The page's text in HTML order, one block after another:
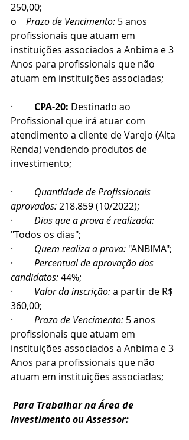
250,00;
o Prazo de Vencimento: 5 anos
profissionais que atuam em
instituições associados a Anbima e 3
Anos para profissionais que não
atuam em instituições associadas;
· CPA-20: Destinado ao
Profissional que irá atuar com
atendimento a cliente de Varejo (Alta
Renda) vendendo produtos de
investimento;
· Quantidade de Profissionais
aprovados: 218.859 (10/2022);
· Dias que a prova é realizada:
"Todos os dias";
· Quem realiza a prova: "ANBIMA";
· Percentual de aprovação dos
candidatos: 44%;
· Valor da inscrição: a partir de R$
360,00;
· Prazo de Vencimento: 5 anos
profissionais que atuam em
instituições associados a Anbima e 3
Anos para profissionais que não
atuam em instituições associadas;
Para Trabalhar na Área de
Investimento ou Assessor: